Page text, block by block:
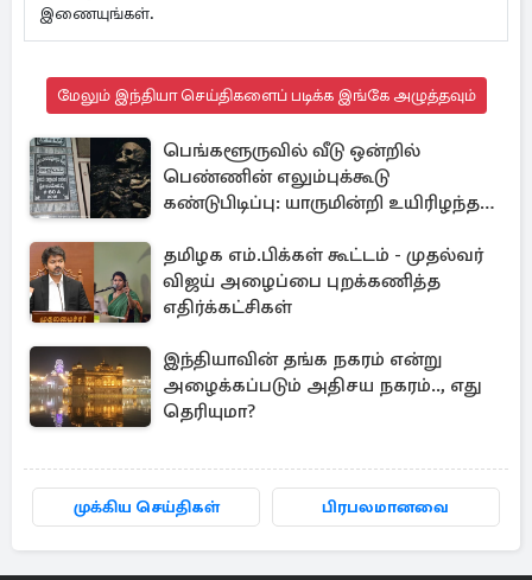
இணையுங்கள்.
மேலும் இந்தியா செய்திகளைப் படிக்க இங்கே அழுத்தவும்
பெங்களூருவில் வீடு ஒன்றில்
பெண்ணின் எலும்புக்கூடு
கண்டுபிடிப்பு: யாருமின்றி உயிரிழந்த
தமிழக எம்.பிக்கள் கூட்டம் - முதல்வர்
விஜய் அழைப்பை புறக்கணித்த
எதிர்க்கட்சிகள்
இந்தியாவின் தங்க நகரம் என்று
அழைக்கப்படும் அதிசய நகரம்.., எது
தெரியுமா?
முக்கிய செய்திகள் பிரபலமானவை